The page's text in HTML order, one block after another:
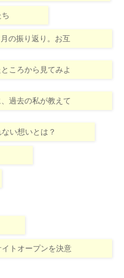
の振り返り。お互
ころから見てみよ
過去の私が教えて
い想いとは？
イトオープンを決意